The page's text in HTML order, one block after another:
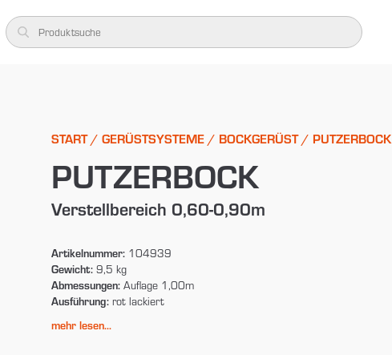
START/ GERÜSTSYSTEME/ BOCKGERÜST/ PUTZERBOCK
PUTZERBOCK
Verstellbereich 0,60-0,90m
Artikelnummer:104939
Gewicht:9,5 kg
Abmessungen:Auflage 1,00m
Ausführung:rot lackiert
mehr lesen...